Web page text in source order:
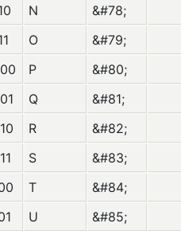
N
&#78;
O
&#79;
P
&#80;
Q
&#81;
R
&#82;
S
&#83;
T
&#84;
U
&#85;